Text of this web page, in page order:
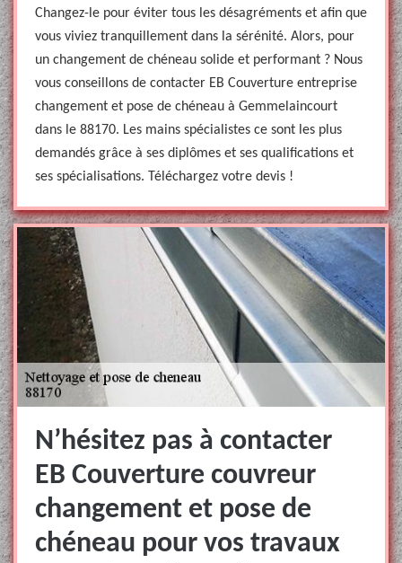
Changez-le pour éviter tous les désagréments et afin que
vous viviez tranquillement dans la sérénité. Alors, pour
un changement de chéneau solide et performant ? Nous
vous conseillons de contacter EB Couverture entreprise
changement et pose de chéneau à Gemmelaincourt
dans le 88170. Les mains spécialistes ce sont les plus
demandés grâce à ses diplômes et ses qualifications et
ses spécialisations. Téléchargez votre devis !
N’hésitez pas à contacter
EB Couverture couvreur
changement et pose de
chéneau pour vos travaux